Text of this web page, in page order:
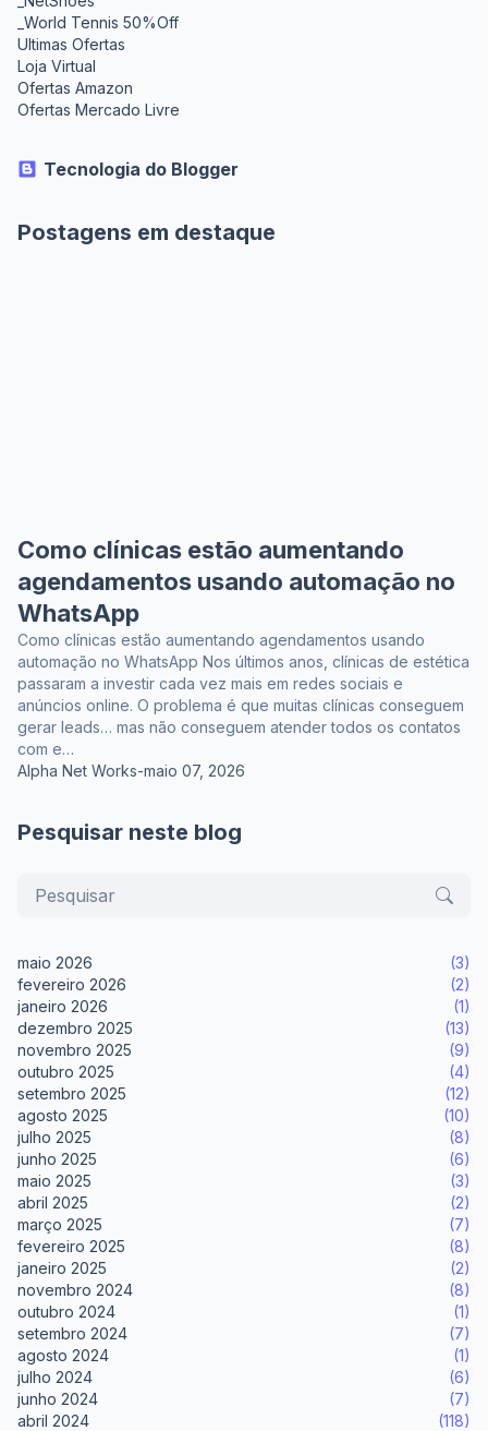
_World Tennis 50%Off
Ultimas Ofertas
Loja Virtual
Ofertas Amazon
Ofertas Mercado Livre
Tecnologia do Blogger
Postagens em destaque
Como clínicas estão aumentando
agendamentos usando automação no
WhatsApp
Como clínicas estão aumentando agendamentos usando
automação no WhatsApp Nos últimos anos, clínicas de estética
passaram a investir cada vez mais em redes sociais e
anúncios online. O problema é que muitas clínicas conseguem
gerar leads… mas não conseguem atender todos os contatos
com e…
Alpha Net Works-maio 07, 2026
Pesquisar neste blog
maio 2026
(3)
fevereiro 2026
(2)
janeiro 2026
(1)
dezembro 2025
(13)
novembro 2025
(9)
outubro 2025
(4)
setembro 2025
(12)
agosto 2025
(10)
julho 2025
(8)
junho 2025
(6)
maio 2025
(3)
abril 2025
(2)
março 2025
(7)
fevereiro 2025
(8)
janeiro 2025
(2)
novembro 2024
(8)
outubro 2024
(1)
setembro 2024
(7)
agosto 2024
(1)
julho 2024
(6)
junho 2024
(7)
abril 2024
(118)